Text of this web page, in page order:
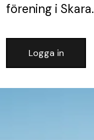
förening i Skara.
Logga in